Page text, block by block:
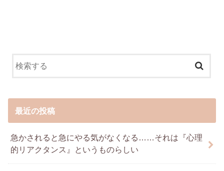
最近の投稿
急かされると急にやる気がなくなる……それは『心理
的リアクタンス』というものらしい